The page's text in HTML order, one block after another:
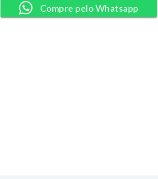
Bueno
quantidade
Compre pelo Whatsapp